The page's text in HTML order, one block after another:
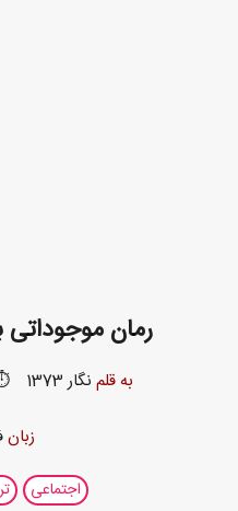
رمان موجوداتی
به قلم نگار 1373 ⏱️۳
زبان
اجتماعی